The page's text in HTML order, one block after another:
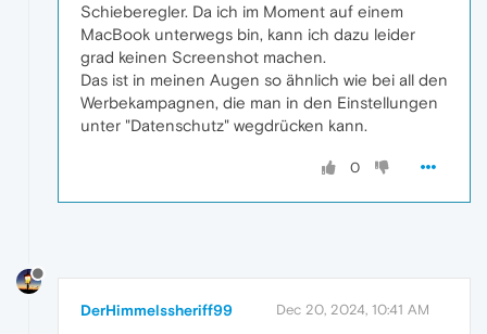
Schieberegler. Da ich im Moment auf einem
MacBook unterwegs bin, kann ich dazu leider
grad keinen Screenshot machen.
Das ist in meinen Augen so ähnlich wie bei all den
Werbekampagnen, die man in den Einstellungen
unter "Datenschutz" wegdrücken kann.
0
DerHimmelssheriff99 Dec 20, 2024, 10:41 AM